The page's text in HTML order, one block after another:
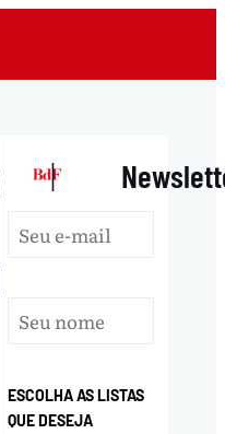
|
ESCOLHA AS LISTAS
QUE DESEJA